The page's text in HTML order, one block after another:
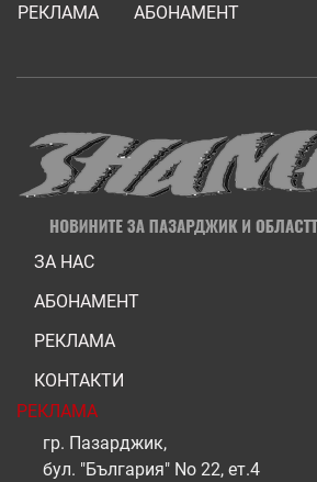
РЕКЛАМА
АБОНАМЕНТ
ЗА НАС
АБОНАМЕНТ
РЕКЛАМА
КОНТАКТИ
РЕКЛАМА
гр. Пазарджик,
бул. "България" No 22, ет.4